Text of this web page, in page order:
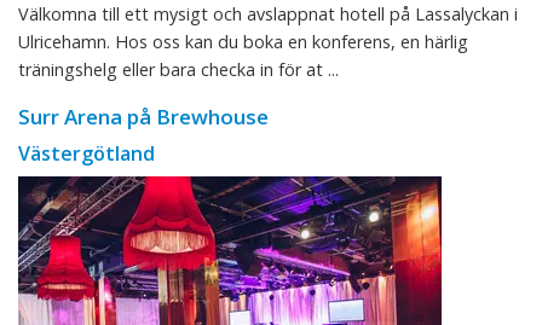
Välkomna till ett mysigt och avslappnat hotell på Lassalyckan i
Ulricehamn. Hos oss kan du boka en konferens, en härlig
träningshelg eller bara checka in för at ...
Surr Arena på Brewhouse
Västergötland